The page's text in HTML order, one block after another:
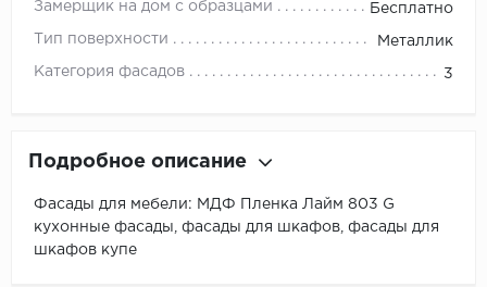
Замерщик на дом с образцами Бесплатно
Тип поверхности Металлик
Категория фасадов 3
Подробное описание
Фасады для мебели: МДФ Пленка Лайм 803 G
кухонные фасады, фасады для шкафов, фасады для
шкафов купе